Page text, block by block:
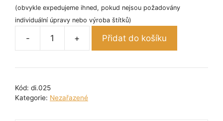
(obvykle expedujeme ihned, pokud nejsou požadovány
individuální úpravy nebo výroba štítků)
-
Diplom
množství
+ Přidat do košíku
Kód: di.025
Kategorie: Nezařazené